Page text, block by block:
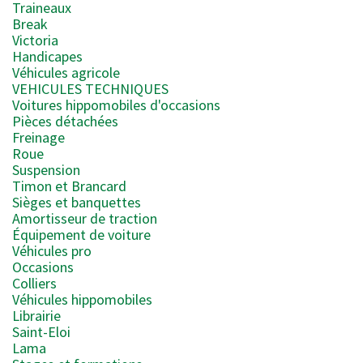
Traineaux
Break
Victoria
Handicapes
Véhicules agricole
VEHICULES TECHNIQUES
Voitures hippomobiles d'occasions
Pièces détachées
Freinage
Roue
Suspension
Timon et Brancard
Sièges et banquettes
Amortisseur de traction
Équipement de voiture
Véhicules pro
Occasions
Colliers
Véhicules hippomobiles
Librairie
Saint-Eloi
Lama